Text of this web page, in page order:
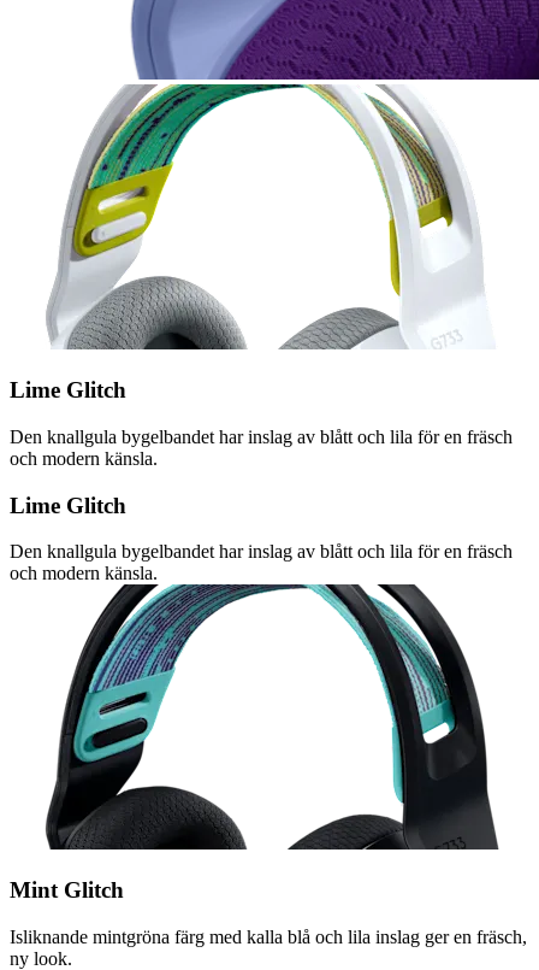
Lime Glitch
Den knallgula bygelbandet har inslag av blått och lila för en fräsch
och modern känsla.
Lime Glitch
Den knallgula bygelbandet har inslag av blått och lila för en fräsch
och modern känsla.
Mint Glitch
Isliknande mintgröna färg med kalla blå och lila inslag ger en fräsch,
ny look.